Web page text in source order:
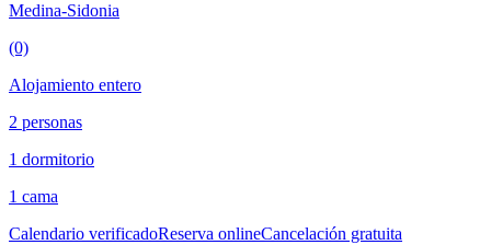
Medina-Sidonia
(0)
Alojamiento entero
2 personas
1 dormitorio
1 cama
Calendario verificadoReserva onlineCancelación gratuita